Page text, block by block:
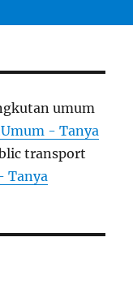
umum
- Tanya
transport
Tanya